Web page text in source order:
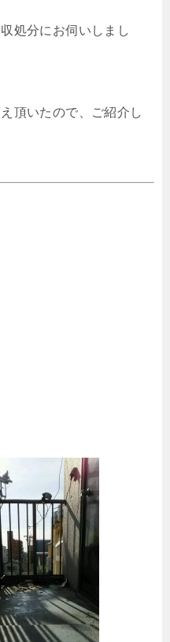
処分にお伺いしまし
頂いたので、ご紹介し